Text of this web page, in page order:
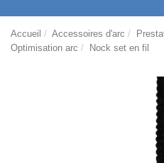
Accueil Accessoires d'arc
Optimisation arc
Nock set en fil